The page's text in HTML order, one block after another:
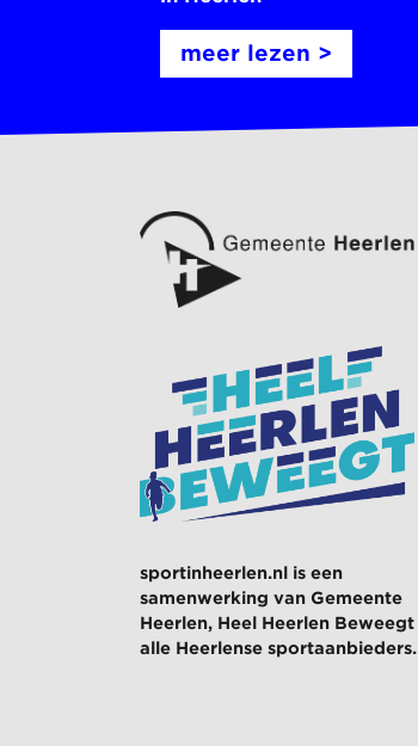
meer lezen >
sportinheerlen.nl is een
samenwerking van Gemeente
Heerlen, Heel Heerlen Beweegt
alle Heerlense sportaanbieders.